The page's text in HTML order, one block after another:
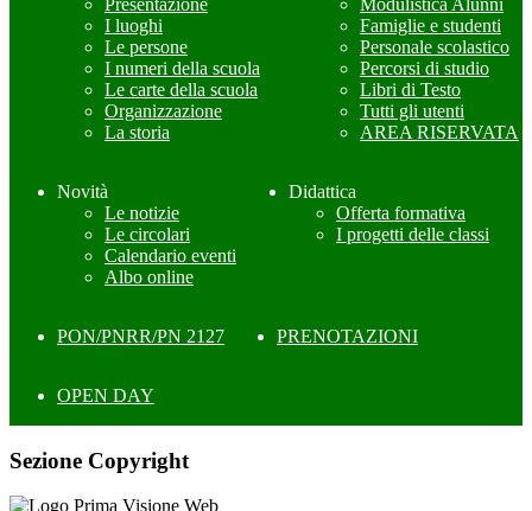
Presentazione
I luoghi
Le persone
I numeri della scuola
Le carte della scuola
Organizzazione
La storia
Modulistica Alunni
Famiglie e studenti
Personale scolastico
Percorsi di studio
Libri di Testo
Tutti gli utenti
AREA RISERVATA
Novità
Le notizie
Le circolari
Calendario eventi
Albo online
Didattica
Offerta formativa
I progetti delle classi
PON/PNRR/PN 2127 PRENOTAZIONI
OPEN DAY
Sezione Copyright